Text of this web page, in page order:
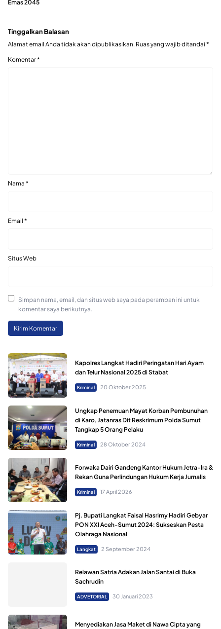
Emas 2045
Tinggalkan Balasan
Alamat email Anda tidak akan dipublikasikan. Ruas yang wajib ditandai *
Komentar*
Nama *
Email *
Situs Web
Simpan nama, email, dan situs web saya pada peramban ini untuk
komentar saya berikutnya.
Kapolres Langkat Hadiri Peringatan Hari Ayam
dan Telur Nasional 2025 di Stabat
Kriminal 20 Oktober 2025
Ungkap Penemuan Mayat Korban Pembunuhan
di Karo, Jatanras Dit Reskrimum Polda Sumut
Tangkap 5 Orang Pelaku
Kriminal 28 Oktober 2024
Forwaka Dairi Gandeng Kantor Hukum Jetra-Ira &
Rekan Guna Perlindungan Hukum Kerja Jurnalis
Kriminal 17 April 2026
Pj. Bupati Langkat Faisal Hasrimy Hadiri Gebyar
PON XXI Aceh-Sumut 2024: Sukseskan Pesta
Olahraga Nasional
Langkat 2 September 2024
Relawan Satria Adakan Jalan Santai di Buka
Sachrudin
ADVETORIAL 30 Januari 2023
Menyediakan Jasa Maket di Nawa Cipta yang